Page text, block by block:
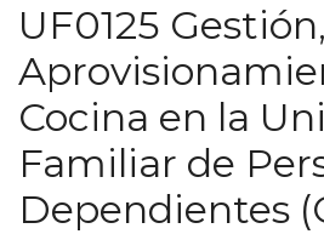
UF0125 Gestión,
Cocina en la
Familiar de
Dependientes